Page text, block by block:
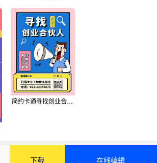
下载 在线编辑
简约卡通寻找创业合伙人海报